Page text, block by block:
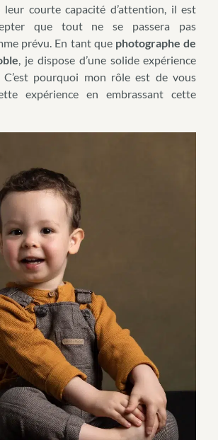
leur courte capacité d’attention, il est
que tout ne se passera pas
prévu. En tant que photographe de
, je dispose d’une solide expérience
pourquoi mon rôle est de vous
expérience en embrassant cette